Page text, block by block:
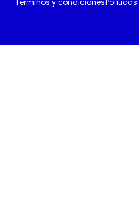
Términos y condiciones